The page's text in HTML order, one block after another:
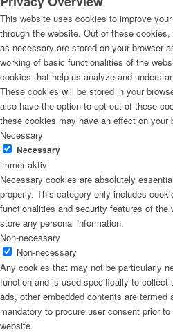
This website uses cookies to improve
through the website. Out of these
as necessary are stored on your browser
working of basic functionalities of the
cookies that help us analyze and
These cookies will be stored in your
also have the option to opt-out of these
these cookies may have an effect on your
Necessary
Necessary
immer aktiv
Necessary cookies are absolutely
properly. This category only includes
functionalities and security features of
store any personal information.
Non-necessary
Non-necessary
Any cookies that may not be particularly
function and is used specifically to collect
ads, other embedded contents are
mandatory to procure user consent prior
website.